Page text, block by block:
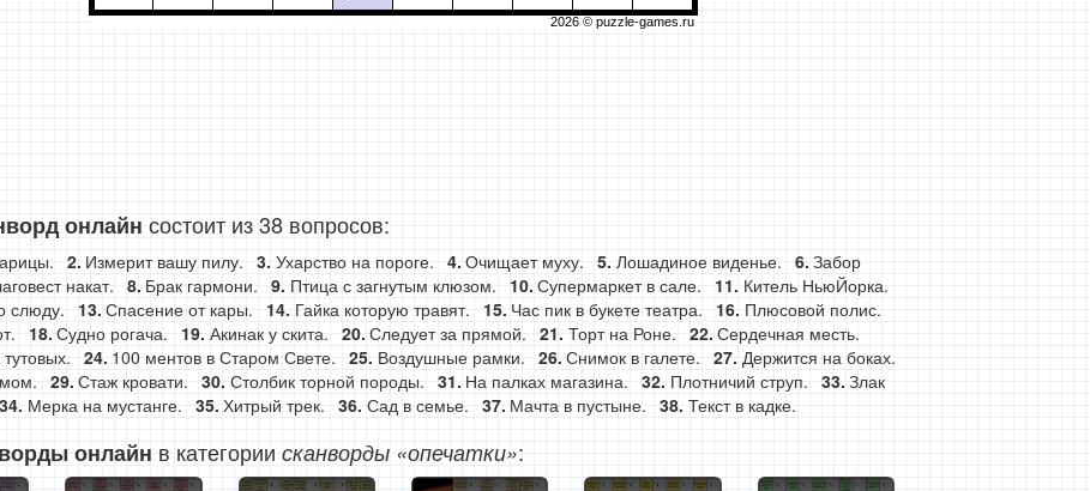
2026 © puzzle-games.ru
онлайн состоит из 38 вопросов:
Измерит вашу пилу. Ухарство на пороге. Очищает муху. Лошадиное виденье.
Забор
накат. Брак гармони. Птица с загнутым клюзом. Супермаркет в сале.
Китель НьюЙорка.
слюду.
Спасение от кары. Гайка которую травят. Час пик в букете театра.
Плюсовой полис.
Судно рогача. Акинак у скита. Следует за прямой. Торт на Роне.
Сердечная месть.
100 ментов в Старом Свете. Воздушные рамки. Снимок в галете.
Держится на боках.
Стаж кровати. Столбик торной породы. На палках магазина. Плотничий струп.
Злак
Мерка на мустанге. Хитрый трек. Сад в семье. Мачта в пустыне. Текст в кадке.
онлайн в категории сканворды «опечатки»: